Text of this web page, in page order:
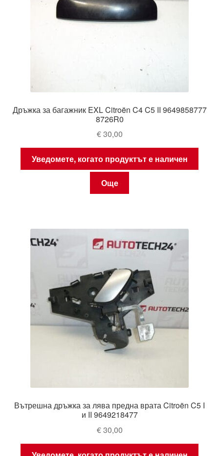
Дръжка за багажник EXL Citroën C4 C5 II 9649858777
8726R0
€30,00
Уведомете, когато продуктът е наличен
Още
Вътрешна дръжка за лява предна врата Citroën C5 I
и II 9649218477
€30,00